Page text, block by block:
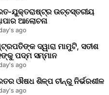
ଯୁକ୍ତରାଷ୍ଟ୍ର ଉଚ୍ଚସ୍ତରୀୟ
ଆଲୋଚନା
ago
ଦ୍ୱାରା ମାମୁଟି, ସତୀଶ
ପଦ୍ମ ସମ୍ମାନ
ago
ଔଷଧ ଶିଳ୍ପ ଚୀନ୍‌ରୁ ନିର୍ଭରଶୀଳ
ago